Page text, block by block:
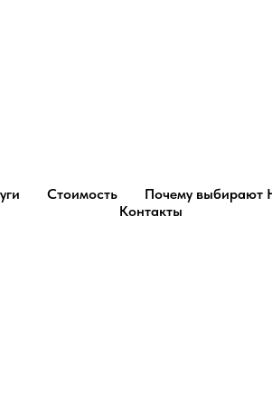
Стоимость
Почему выбирают
Контакты